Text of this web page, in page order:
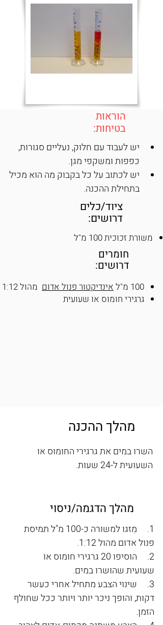
הוראות
בטיחות:
יש לעבוד עם חלוק, נעליים סגורות,
כפפות ומשקפי מגן.
יש לכתוב על כל בקבוק מה הוא מכיל
בתחילת ההכנה.
ציוד/כלים
דרושים:
משורת זכוכית 100 מ"ל
חומרים
דרושים:
100 מ"ל אינדיקטור פנול אדום מהול 1:12
גרגירי חומוס או שעועית
מהלך ההכנה
השרו במים את גרגירי החומוס או
השעועית ל-24 שעות.
מהלך הדגמה/ניסוי
1.     מִזגו למשורה כ-100 מ"ל תמיסת
פנול אדום מהול 1:12.
2.     הוסיפו 20 גרגירי חומוס או
שעועית שהושרו במים.
3.     שינוי הצבע מתחיל אחרי כעשר
דקות, והופך ניכר יותר ויותר ככל שחולף
הזמן.